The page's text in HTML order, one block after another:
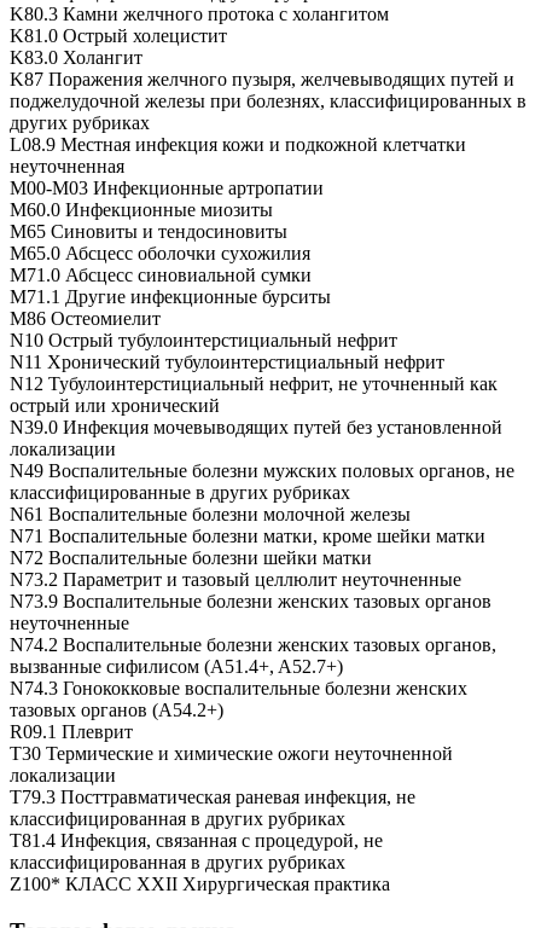
K80.3 Камни желчного протока с холангитом
K81.0 Острый холецистит
K83.0 Холангит
K87 Поражения желчного пузыря, желчевыводящих путей и
поджелудочной железы при болезнях, классифицированных в
других рубриках
L08.9 Местная инфекция кожи и подкожной клетчатки
неуточненная
M00-M03 Инфекционные артропатии
M60.0 Инфекционные миозиты
M65 Синовиты и тендосиновиты
M65.0 Абсцесс оболочки сухожилия
M71.0 Абсцесс синовиальной сумки
M71.1 Другие инфекционные бурситы
M86 Остеомиелит
N10 Острый тубулоинтерстициальный нефрит
N11 Хронический тубулоинтерстициальный нефрит
N12 Тубулоинтерстициальный нефрит, не уточненный как
острый или хронический
N39.0 Инфекция мочевыводящих путей без установленной
локализации
N49 Воспалительные болезни мужских половых органов, не
классифицированные в других рубриках
N61 Воспалительные болезни молочной железы
N71 Воспалительные болезни матки, кроме шейки матки
N72 Воспалительные болезни шейки матки
N73.2 Параметрит и тазовый целлюлит неуточненные
N73.9 Воспалительные болезни женских тазовых органов
неуточненные
N74.2 Воспалительные болезни женских тазовых органов,
вызванные сифилисом (A51.4+, A52.7+)
N74.3 Гонококковые воспалительные болезни женских
тазовых органов (A54.2+)
R09.1 Плеврит
T30 Термические и химические ожоги неуточненной
локализации
T79.3 Посттравматическая раневая инфекция, не
классифицированная в других рубриках
T81.4 Инфекция, связанная с процедурой, не
классифицированная в других рубриках
Z100* КЛАСС XXII Хирургическая практика